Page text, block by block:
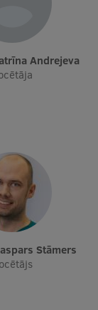
Andrejeva
Stāmers